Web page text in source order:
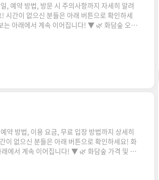
, 예약 방법, 방문 시 주의사항까지 자세히 알려
시간이 없으신 분들은 아래 버튼으로 확인하세
서 계속 이어집니다! ▼ 🌿 화담숲 오픈
미리 확인하는 것이 중요합니다.✅ 2024년 화
간개장 시간오전 9시입장 마감오후 5시폐장 시
필수!..
약 방법, 이용 요금, 무료 입장 방법까지 상세히
이 없으신 분들은 아래 버튼으로 확인하세요! 화
어집니다! ▼ 🌿 화담숲 가격 및 이
인 혜택을 미리 확인하는 것이 좋습니다.✅ 화